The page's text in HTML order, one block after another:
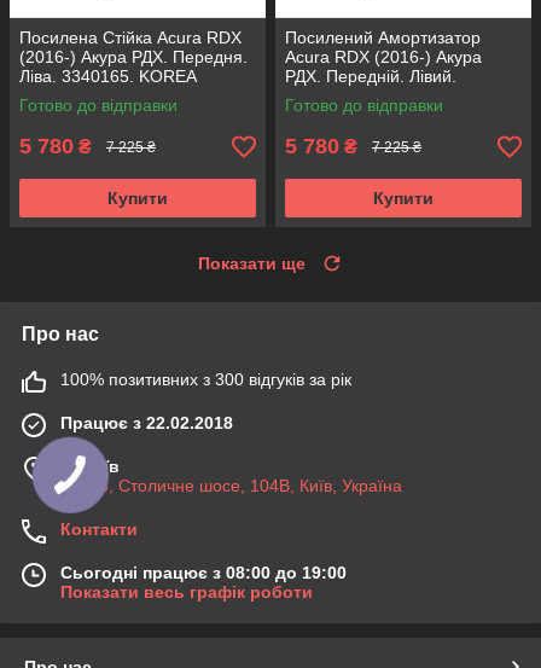
Посилена Стійка Acura RDX
(2016-) Акура РДХ. Передня.
Ліва. 3340165. KOREA
Аксусс!
Готово до відправки
5 780 ₴ 7 225 ₴
Купити
Посилений Амортизатор
Acura RDX (2016-) Акура
РДХ. Передній. Лівий.
3340165. KOREA Аксусс!
Готово до відправки
5 780 ₴ 7 225 ₴
Купити
Показати ще
Про нас
100% позитивних з 300 відгуків за рік
Працює з 22.02.2018
м. Київ
03045, Столичне шосе, 104B, Київ, Україна
Контакти
Сьогодні працює з 08:00 до 19:00
Показати весь графік роботи